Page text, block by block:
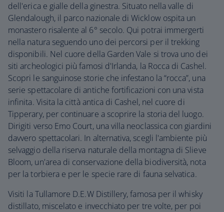
dell'erica e gialle della ginestra. Situato nella valle di
Glendalough, il parco nazionale di Wicklow ospita un
monastero risalente al 6° secolo. Qui potrai immergerti
nella natura seguendo uno dei percorsi per il trekking
disponibili. Nel cuore della Garden Vale si trova uno dei
siti archeologici più famosi d'Irlanda, la Rocca di Cashel.
Scopri le sanguinose storie che infestano la “rocca”, una
serie spettacolare di antiche fortificazioni con una vista
infinita. Visita la città antica di Cashel, nel cuore di
Tipperary, per continuare a scoprire la storia del luogo.
Dirigiti verso Emo Court, una villa neoclassica con giardini
davvero spettacolari. In alternativa, scegli l'ambiente più
selvaggio della riserva naturale della montagna di Slieve
Bloom, un'area di conservazione della biodiversità, nota
per la torbiera e per le specie rare di fauna selvatica.
Visiti la Tullamore D.E.W Distillery, famosa per il whisky
distillato, miscelato e invecchiato per tre volte, per poi